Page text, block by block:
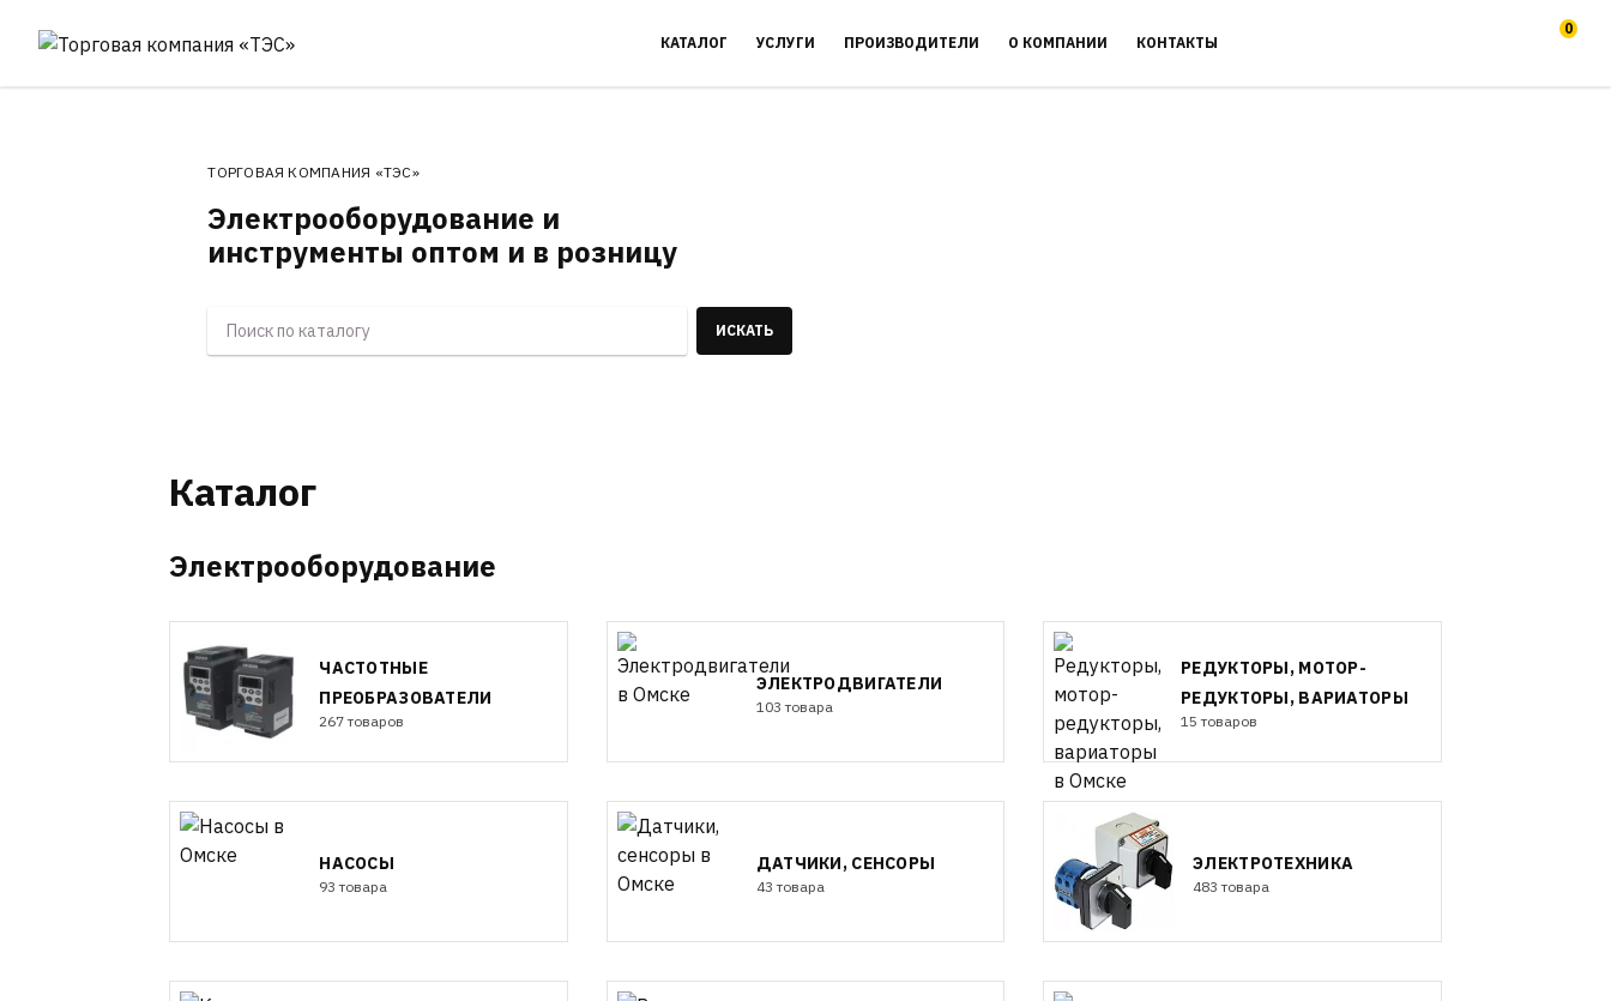
КАТАЛОГ УСЛУГИ ПРОИЗВОДИТЕЛИ О КОМПАНИИ КОНТАКТЫ
0
ТОРГОВАЯ КОМПАНИЯ «ТЭС»
Электрооборудование и
инструменты оптом и в розницу
ИСКАТЬ
Каталог
Электрооборудование
ЧАСТОТНЫЕ
ПРЕОБРАЗОВАТЕЛИ
267 товаров
ЭЛЕКТРОДВИГАТЕЛИ
103 товара
РЕДУКТОРЫ, МОТОР-
РЕДУКТОРЫ, ВАРИАТОРЫ
15 товаров
НАСОСЫ
93 товара
ДАТЧИКИ, СЕНСОРЫ
43 товара
ЭЛЕКТРОТЕХНИКА
483 товара